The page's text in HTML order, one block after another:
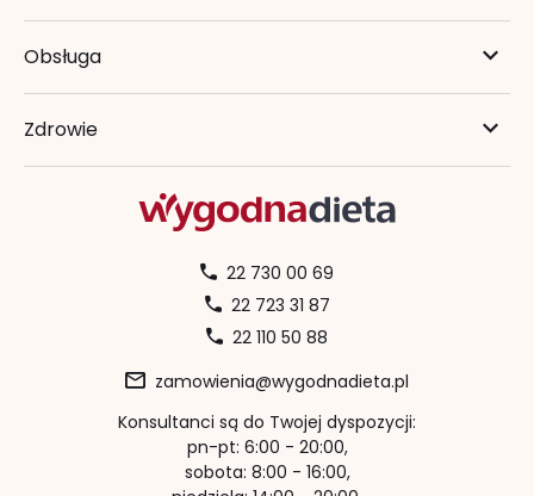
Obsługa
Zdrowie
22 730 00 69
22 723 31 87
22 110 50 88
zamowienia@wygodnadieta.pl
Konsultanci są do Twojej dyspozycji:
pn-pt: 6:00 - 20:00,
sobota: 8:00 - 16:00,